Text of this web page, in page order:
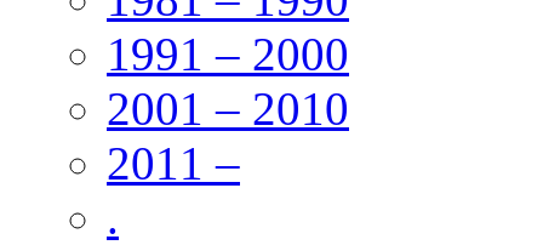
1991 – 2000
2001 – 2010
2011 –
.